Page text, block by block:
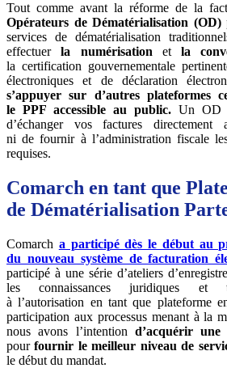
Tout comme avant la réforme de la
Opérateurs de Dématérialisation (OD)
services de dématérialisation
effectuerla numérisation etla
la certification gouvernementale
électroniques et de déclaration
s’appuyer sur d’autres plateformes
le PPF accessible au public. Un OD
d’échanger vos factures
ni de fournir à l’administration fiscale
requises.
Comarch en tant que
de Dématérialisation
Comarch a participé dès le début au
du nouveau système de facturation
participé à une série d’ateliers
les connaissances juridiques et
à l’autorisation en tant que plateforme
participation aux processus menant à la
nous avons l’intention d’acquérir une
pourfournir le meilleur niveau de
le début du mandat.